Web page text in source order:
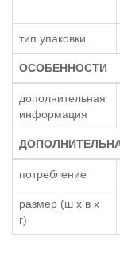
тип упаковки
ОСОБЕННОСТИ
дополнительная
информация
потребление
размер (ш x в x
г)